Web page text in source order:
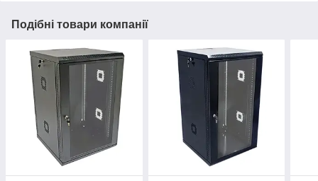
Подібні товари компанії